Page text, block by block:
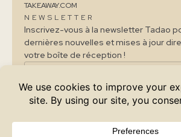
TAKEAWAY.COM
NEWSLETTER
Inscrivez-vous à la newsletter Tadao
dernières nouvelles et mises à jour
votre boîte de réception !
JE M'INSCRIS
J'accepte que Tadao traite mes